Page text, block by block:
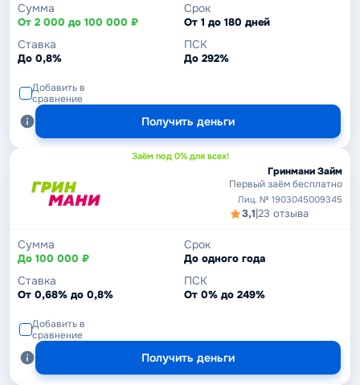
Сумма
От 2 000 до 100 000 ₽
Срок
От 1 до 180 дней
Ставка
До 0,8%
ПСК
До 292%
Добавить в
сравнение
Получить деньги
Заём под 0% для всех!
Гринмани Займ
Первый заём бесплатно
Лиц. № 1903045009345
3,1|23 отзыва
Сумма
До 100 000 ₽
Срок
До одного года
Ставка
От 0,68% до 0,8%
ПСК
От 0% до 249%
Добавить в
сравнение
Получить деньги